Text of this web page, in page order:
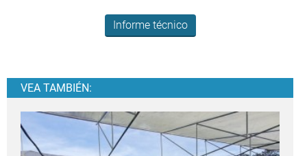
Informe técnico
VEA TAMBIÉN: